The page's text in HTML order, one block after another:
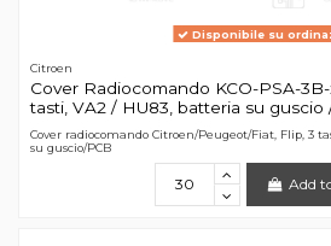
Disponibile su
Citroen
Cover Radiocomando KCO-PSA-3B-
tasti, VA2 / HU83, batteria su guscio
Cover radiocomando Citroen/Peugeot/Fiat, Flip, 3
su guscio/PCB
Add